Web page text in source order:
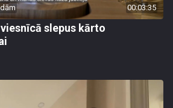
00:03:35
slepus kārto